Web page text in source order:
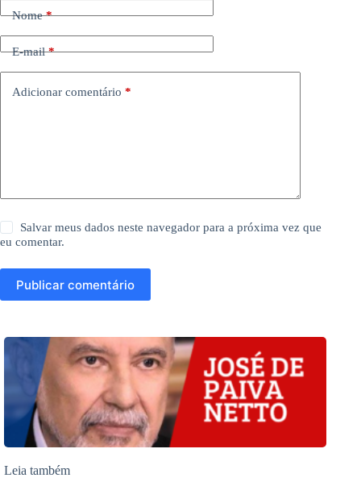
Nome*
E-mail*
Adicionar comentário *
Salvar meus dados neste navegador para a próxima vez que
eu comentar.
Publicar comentário
Leia também